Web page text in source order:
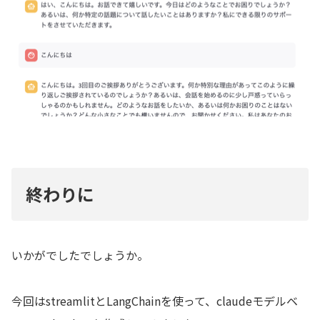
終わりに
いかがでしたでしょうか。
今回はstreamlitとLangChainを使って、claudeモデルベ